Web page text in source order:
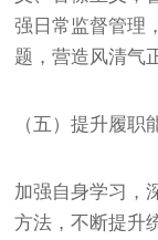
强日常监督管理
题，营造风清气
（五）提升履职
加强自身学习，
方法，不断提升